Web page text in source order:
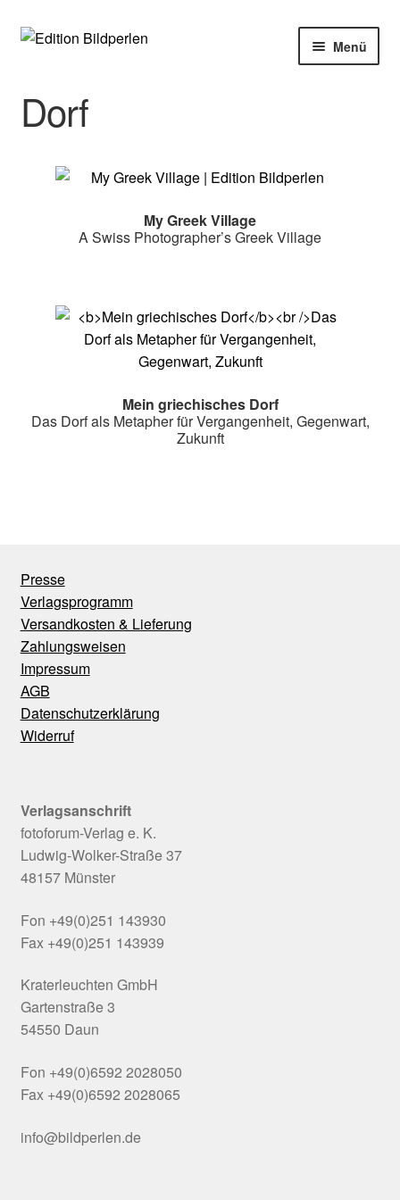
Zur
Zum
Menü
Autoren
Veranstaltungen
Buchhandel
Dorf
My Greek Village
A Swiss Photographer’s Greek Village
Mein griechisches Dorf
Das Dorf als Metapher für Vergangenheit, Gegenwart,
Zukunft
Presse
Verlagsprogramm
Versandkosten & Lieferung
Zahlungsweisen
Impressum
AGB
Datenschutzerklärung
Widerruf
Verlagsanschrift
fotoforum-Verlag e. K.
Ludwig-Wolker-Straße 37
48157 Münster
Fon +49(0)251 143930
Fax +49(0)251 143939
Kraterleuchten GmbH
Gartenstraße 3
54550 Daun
Fon +49(0)6592 2028050
Fax +49(0)6592 2028065
info@bildperlen.de